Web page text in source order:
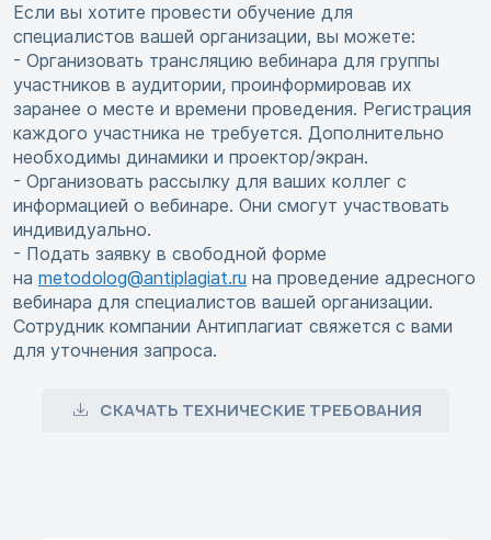
Если вы хотите провести обучение для
специалистов вашей организации, вы можете:
- Организовать трансляцию вебинара для группы
участников в аудитории, проинформировав их
заранее о месте и времени проведения. Регистрация
каждого участника не требуется. Дополнительно
необходимы динамики и проектор/экран.
- Организовать рассылку для ваших коллег с
информацией о вебинаре. Они смогут участвовать
индивидуально.
- Подать заявку в свободной форме
на metodolog@antiplagiat.ru на проведение адресного
вебинара для специалистов вашей организации.
Сотрудник компании Антиплагиат свяжется с вами
для уточнения запроса.
СКАЧАТЬ ТЕХНИЧЕСКИЕ ТРЕБОВАНИЯ